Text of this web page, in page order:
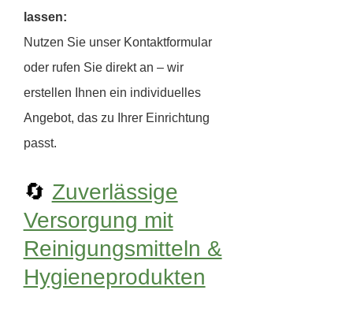
lassen:
Nutzen Sie unser Kontaktformular
oder rufen Sie direkt an – wir
erstellen Ihnen ein individuelles
Angebot, das zu Ihrer Einrichtung
passt.
🔄 Zuverlässige
Versorgung mit
Reinigungsmitteln &
Hygieneprodukten